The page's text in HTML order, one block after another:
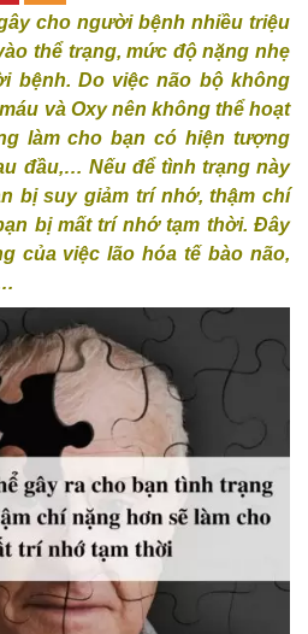
cho người bệnh nhiều triệu
thể trạng, mức độ nặng nhẹ
bệnh. Do việc não bộ không
và Oxy nên không thể hoạt
làm cho bạn có hiện tượng
đầu,… Nếu để tình trạng này
bị suy giảm trí nhớ, thậm chí
bị mất trí nhớ tạm thời. Đây
của việc lão hóa tế bào não,